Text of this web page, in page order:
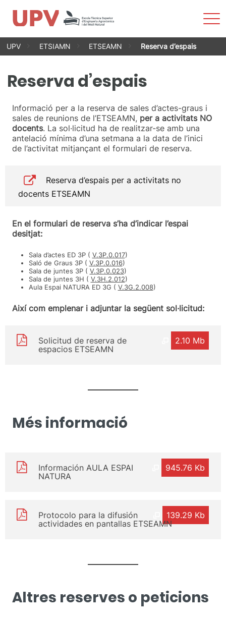
VésUPV ETSIAMN ETSEAMN Reserva d’espais
Reserva d’espais
Informació per a la reserva de sales d’actes-graus i
sales de reunions de l’ETSEAMN, per a activitats NO
docents. La sol·licitud ha de realitzar-se amb una
antelació mínima d’una setmana a la data de l’inici
de l’activitat mitjançant el formulari de reserva.
Reserva d’espais per a activitats no
docents ETSEAMN
En el formulari de reserva s’ha d’indicar l’espai
desitjat:
Sala d’actes ED 3P ( V.3P.0.017)
Saló de Graus 3P ( V.3P.0.016)
Sala de juntes 3P ( V.3P.0.023)
Sala de juntes 3H ( V.3H.2.012)
Aula Espai NATURA ED 3G ( V.3G.2.008)
Així com emplenar i adjuntar la següent sol·licitud:
2.10 Mb
Solicitud de reserva de
espacios ETSEAMN
Més informació
945.76 Kb
Información AULA ESPAI
NATURA
139.29 Kb
Protocolo para la difusión
actividades en pantallas ETSEAMN
Altres reserves o peticions